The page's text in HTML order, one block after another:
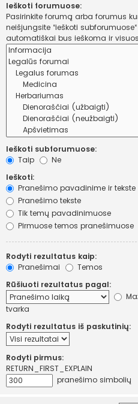
Ieškoti forumuose:
Pasirinkite forumą arba forumus
neišjungsite “ieškoti subforumuose“ parametro apačioje,
automatiškai bus ieškoma ir
Ieškoti subforumuose:
Taip
Ne
Ieškoti:
Pranešimo pavadinime ir tekste
Pranešimo tekste
Tik temų pavadinimuose
Pirmuose temos pranešimuose
Rodyti rezultatus kaip:
Pranešimai
Temos
Rūšiuoti rezultatus pagal:
tvarka
Rodyti rezultatus iš paskutinių:
Rodyti pirmus:
RETURN_FIRST_EXPLAIN
pranešimo simbolių